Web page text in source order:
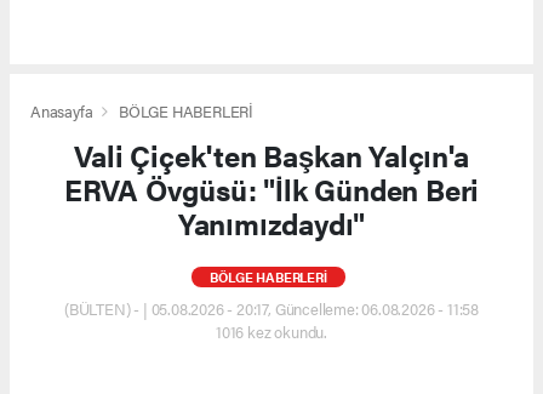
Anasayfa BÖLGE HABERLERİ
Vali Çiçek'ten Başkan Yalçın'a
ERVA Övgüsü: "İlk Günden Beri
Yanımızdaydı"
BÖLGE HABERLERİ
(BÜLTEN) - | 05.08.2026 - 20:17, Güncelleme: 06.08.2026 - 11:58
1016 kez okundu.